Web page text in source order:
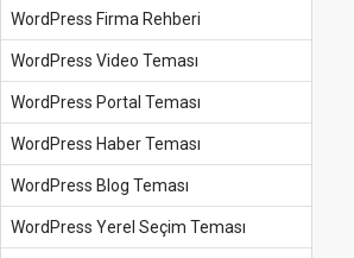
WordPress Firma Rehberi
WordPress Video Teması
WordPress Portal Teması
WordPress Haber Teması
WordPress Blog Teması
WordPress Yerel Seçim Teması